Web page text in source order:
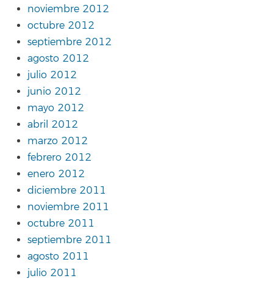
noviembre 2012
octubre 2012
septiembre 2012
agosto 2012
julio 2012
junio 2012
mayo 2012
abril 2012
marzo 2012
febrero 2012
enero 2012
diciembre 2011
noviembre 2011
octubre 2011
septiembre 2011
agosto 2011
julio 2011